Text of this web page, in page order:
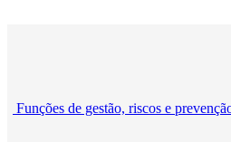
Funções de gestão, riscos e